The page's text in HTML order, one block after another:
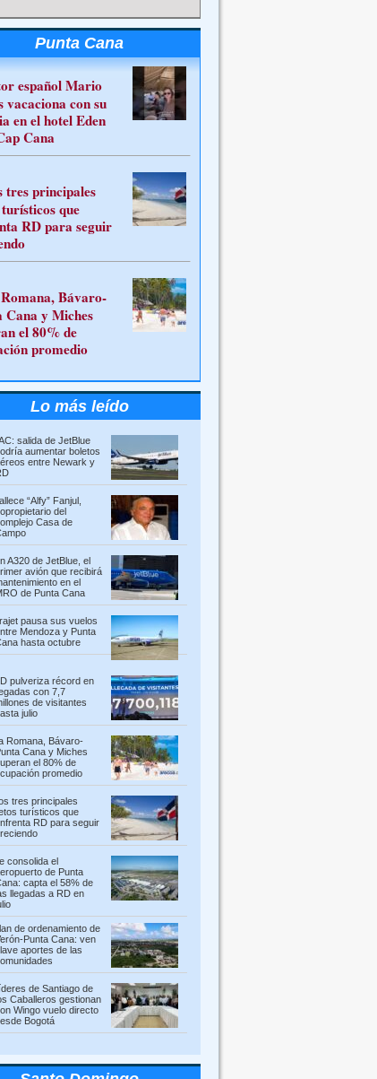
Punta Cana
español Mario
vacaciona con su
en el hotel Eden
Cana
tres principales
que
RD para seguir
Bávaro-
Cana y Miches
el 80% de
promedio
Lo más leído
salida de JetBlue
aumentar boletos
entre Newark y
“Alfy” Fanjul,
del
Casa de
A320 de JetBlue, el
avión que recibirá
en el
de Punta Cana
pausa sus vuelos
Mendoza y Punta
hasta octubre
pulveriza récord en
con 7,7
de visitantes
julio
Romana, Bávaro-
Cana y Miches
el 80% de
promedio
tres principales
turísticos que
RD para seguir
consolida el
de Punta
capta el 58% de
llegadas a RD en
de ordenamiento de
Punta Cana: ven
aportes de las
de Santiago de
Caballeros gestionan
Wingo vuelo directo
Bogotá